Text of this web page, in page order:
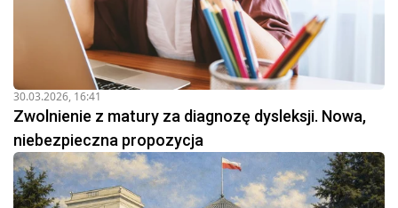
30.03.2026, 16:41
Zwolnienie z matury za diagnozę dysleksji. Nowa,
niebezpieczna propozycja